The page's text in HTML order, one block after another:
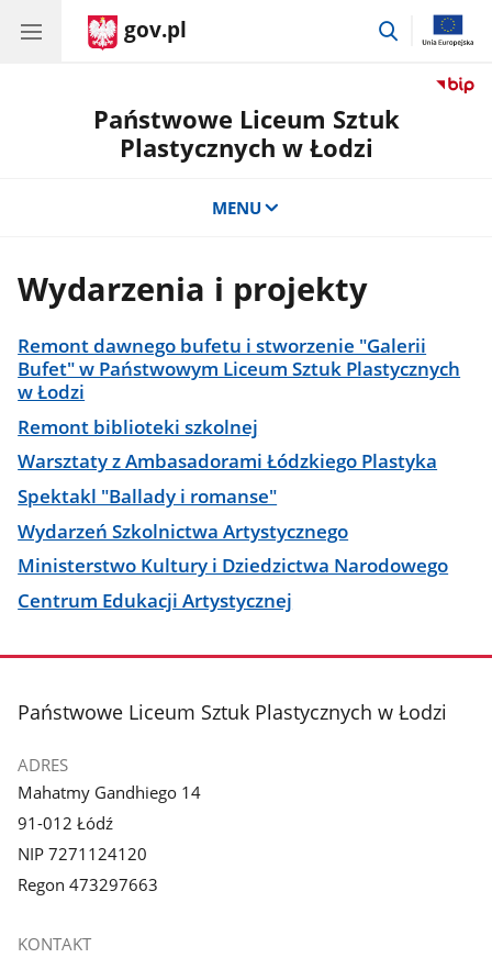
gov.pl
przejdź
Państwowe Liceum Sztuk
Plastycznych w Łodzi
MENU
Wydarzenia i projekty
Remont dawnego bufetu i stworzenie "Galerii
Bufet" w Państwowym Liceum Sztuk Plastycznych
w Łodzi
Remont biblioteki szkolnej
Warsztaty z Ambasadorami Łódzkiego Plastyka
Spektakl "Ballady i romanse"
Wydarzeń Szkolnictwa Artystycznego
Ministerstwo Kultury i Dziedzictwa Narodowego
Centrum Edukacji Artystycznej
stopka
Państwowe Liceum Sztuk Plastycznych w Łodzi
ADRES
Mahatmy Gandhiego 14
91-012 Łódź
NIP 7271124120
Regon 473297663
KONTAKT